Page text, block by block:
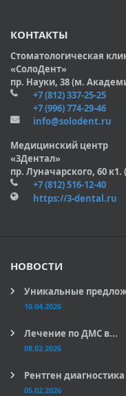
КОНТАКТЫ
Стоматологическая
«СолоДент»
пр. Науки, 38 (м.
+7 (812) 337-25-25
+7 (996) 774-29-46
info@solodent.ru
Медицинский центр
«3Дентал»
пр. Луначарского, 60
+7 (812) 516-12-40
https://3-dental.ru
НОВОСТИ
Уникальные
10.04.2026
Лечение по ДМС в...
08.02.2026
Рентген диагностика
05.02.2026